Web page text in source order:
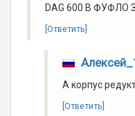
DAG 600 B
[Ответить]
А корпус
[Ответить]